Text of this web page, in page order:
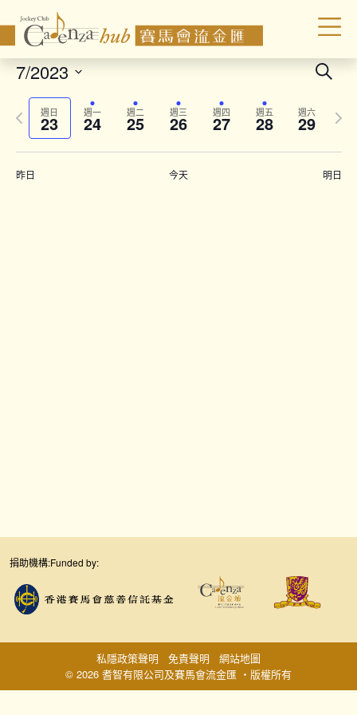
and
Search
7/2023
Select
date.週日
23 週一
24 週二
25 週三
26 週四
27 週五
28 週六
29
Previous
week
Next
昨日 今天 明日
捐助機構:Funded by:
© 2026 耆智有限公司及賽馬會流金匯 ‧版權所有
私隱政策聲明 免責聲明 網站地圖